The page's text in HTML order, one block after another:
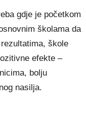
gdje je početkom
školama da
škole
efekte –
bolju
nasilja.